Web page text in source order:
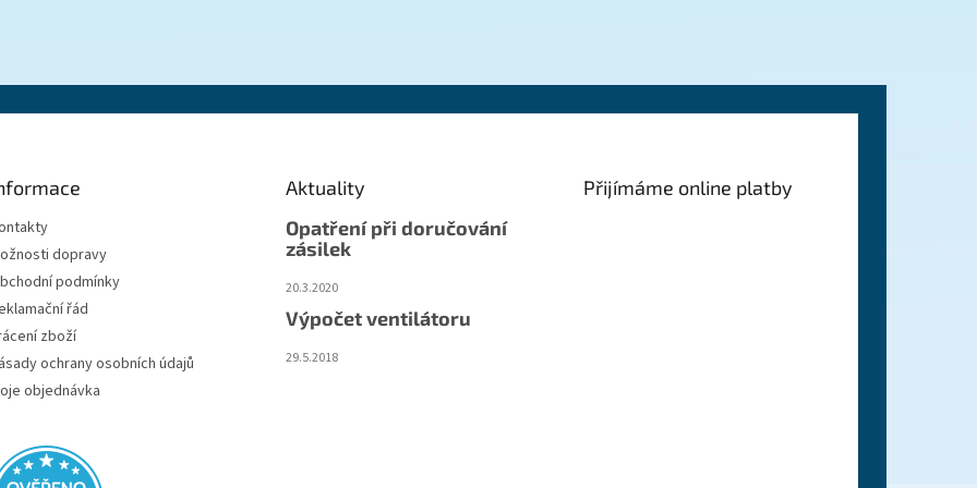
dopravy
podmínky
řád
zboží
ochrany osobních údajů
objednávka
Aktuality
Opatření při doručování
zásilek
20.3.2020
Výpočet ventilátoru
29.5.2018
Přijímáme online platby